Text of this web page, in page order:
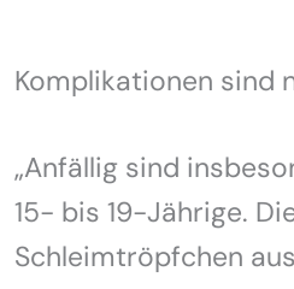
Komplikationen sind
„Anfällig sind
15- bis 19-Jährige.
Schleimtröpfchen